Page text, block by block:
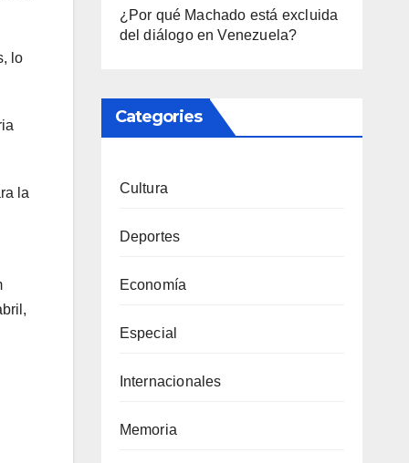
lo
la
¿Por qué Machado está excluida
del diálogo en Venezuela?
Categories
Cultura
Deportes
Economía
Especial
Internacionales
Memoria